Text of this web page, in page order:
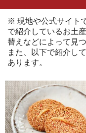
※ 現地や公式サイト
で紹介しているお土
替えなどによって見
また、以下で紹介し
あります。